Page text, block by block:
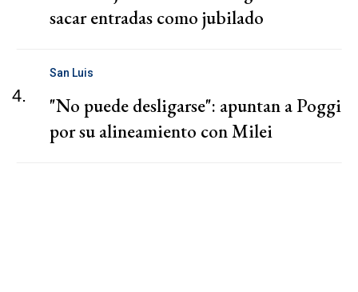
sacar entradas como jubilado
4.
San Luis
"No puede desligarse": apuntan a Poggi
por su alineamiento con Milei